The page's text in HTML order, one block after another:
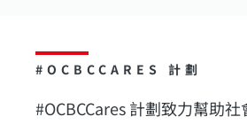
#OCBCCARES 計劃
#OCBCCares 計劃致力幫助